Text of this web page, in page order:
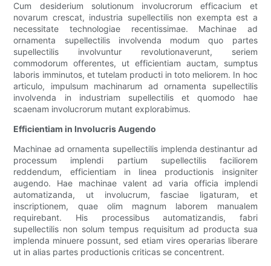
Cum desiderium solutionum involucrorum efficacium et
novarum crescat, industria supellectilis non exempta est a
necessitate technologiae recentissimae. Machinae ad
ornamenta supellectilis involvenda modum quo partes
supellectilis involvuntur revolutionaverunt, seriem
commodorum offerentes, ut efficientiam auctam, sumptus
laboris imminutos, et tutelam producti in toto meliorem. In hoc
articulo, impulsum machinarum ad ornamenta supellectilis
involvenda in industriam supellectilis et quomodo hae
scaenam involucrorum mutant explorabimus.
Efficientiam in Involucris Augendo
Machinae ad ornamenta supellectilis implenda destinantur ad
processum implendi partium supellectilis faciliorem
reddendum, efficientiam in linea productionis insigniter
augendo. Hae machinae valent ad varia officia implendi
automatizanda, ut involucrum, fasciae ligaturam, et
inscriptionem, quae olim magnum laborem manualem
requirebant. His processibus automatizandis, fabri
supellectilis non solum tempus requisitum ad producta sua
implenda minuere possunt, sed etiam vires operarias liberare
ut in alias partes productionis criticas se concentrent.